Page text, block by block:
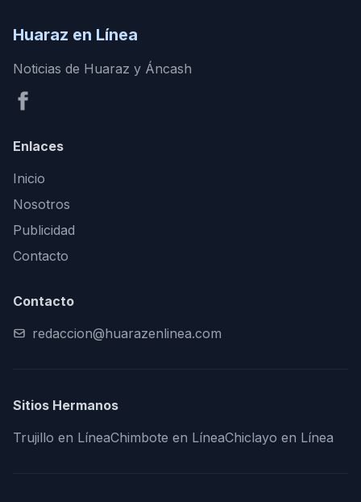
Huaraz en Línea
Noticias de Huaraz y Áncash
Enlaces
Inicio
Nosotros
Publicidad
Contacto
Contacto
redaccion@huarazenlinea.com
Sitios Hermanos
Trujillo en LíneaChimbote en LíneaChiclayo en Línea